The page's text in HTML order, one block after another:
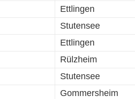
Ettlingen
Stutensee
Ettlingen
Rülzheim
Stutensee
Gommersheim